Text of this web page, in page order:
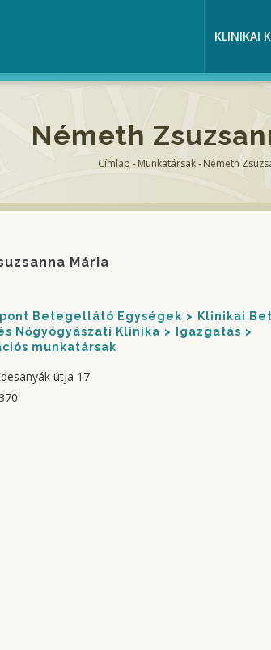
KLINIKAI
Németh
Címlap -Munkatársak-Németh
Mária
Betegellátó Egységek
Klinikai
Nőgyógyászati Klinika
Igazgatás
munkatársak
útja 17.